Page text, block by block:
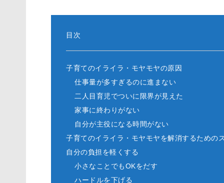
目次
子育てのイライラ・モヤモヤの原因
仕事量が多すぎるのに進まない
二人目育児でついに限界が見えた
家事に終わりがない
自分が主役になる時間がない
子育てのイライラ・モヤモヤを解消するための
自分の負担を軽くする
小さなことでもOKをだす
ハードルを下げる